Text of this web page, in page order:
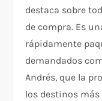
destaca sobre
de compra. Es
rápidamente
demandados
Andrés, que la
los destinos